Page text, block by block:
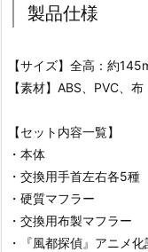
製品仕様
【サイズ】全高：約
【素材】ABS、PVC、布
【セット内容一覧】
・本体
・交換用手首左右各5種
・硬質マフラー
・交換用布製マフラー
・『風都探偵』アニメ